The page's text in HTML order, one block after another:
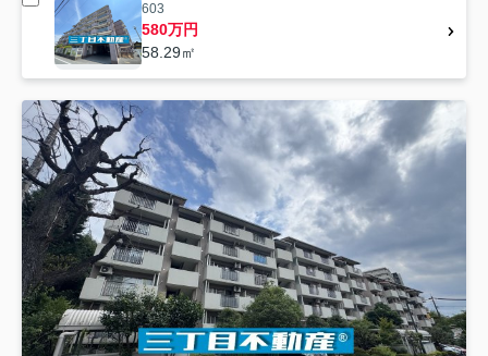
603
580万円
58.29㎡